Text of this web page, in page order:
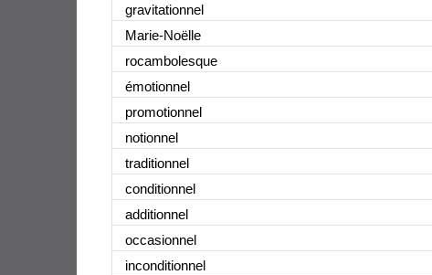
gravitationnel
Marie-Noëlle
rocambolesque
émotionnel
promotionnel
notionnel
traditionnel
conditionnel
additionnel
occasionnel
inconditionnel